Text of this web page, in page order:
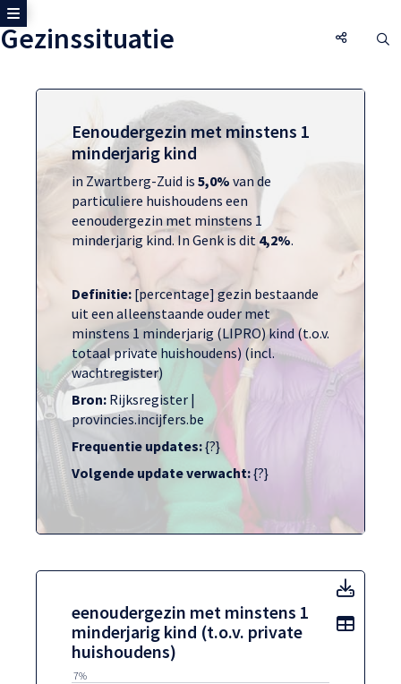
Gezinssituatie
Toon zijmenu
Eenoudergezin met minstens 1
minderjarig kind
in Zwartberg-Zuid is 5,0% van de
particuliere huishoudens een
eenoudergezin met minstens 1
minderjarig kind. In Genk is dit 4,2%.
Definitie: [percentage] gezin bestaande
uit een alleenstaande ouder met
minstens 1 minderjarig (LIPRO) kind (t.o.v.
totaal private huishoudens) (incl.
wachtregister)
Bron: Rijksregister |
provincies.incijfers.be
Frequentie updates:{?}
Volgende update verwacht:{?}
eenoudergezin met minstens 1
minderjarig kind (t.o.v. private
huishoudens)
7%
Toon